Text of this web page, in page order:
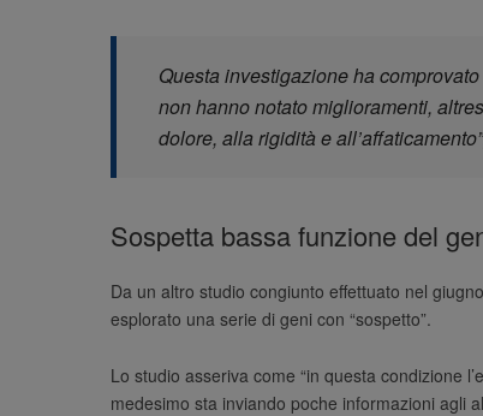
Questa investigazione ha
non hanno notato miglioramenti,
dolore, alla rigidità e
Sospetta bassa funzione del
Da un altro studio congiunto effettuato nel
esplorato una serie di geni con “sospetto”.
Lo studio asseriva come “in questa condizione
medesimo sta inviando poche informazioni agli